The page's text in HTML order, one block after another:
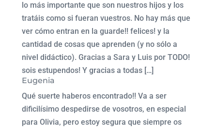
lo más importante que son nuestros hijos y los
tratáis como si fueran vuestros. No hay más que
ver cómo entran en la guarde!! felices! y la
cantidad de cosas que aprenden (y no sólo a
nivel didáctico). Gracias a Sara y Luis por TODO!
sois estupendos! Y gracias a todas […]
Eugenia
Qué suerte haberos encontrado!! Va a ser
dificilísimo despedirse de vosotros, en especial
para Olivia, pero estoy segura que siempre os